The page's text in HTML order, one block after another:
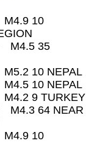
M4.9 10
M4.5 35
10 NEPAL
10 NEPAL
9 TURKEY
M4.3 64 NEAR
M4.9 10